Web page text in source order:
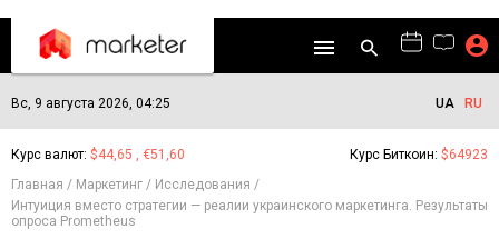
Вс, 9 августа 2026, 04:25 UA RU
Курс валют: $44,65 , €51,60 Курс Биткоин: $64923
Главная
Маркетинг
Исследования
Интуиция вместо стратегии — реалии украинского маркетинга. Результаты
опроса Prometheus